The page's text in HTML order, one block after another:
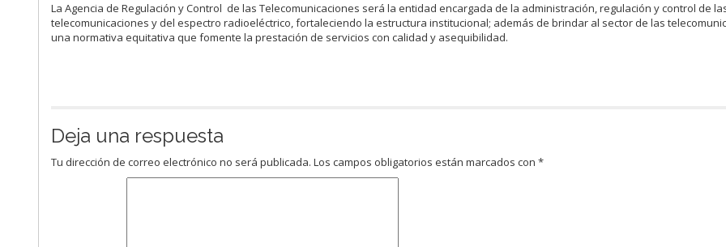
La Agencia de Regulación y Control de las Telecomunicaciones será la entidad encargada de la administración, regulación y control de
telecomunicaciones y del espectro radioeléctrico, fortaleciendo la estructura institucional; además de brindar al sector de las
una normativa equitativa que fomente la prestación de servicios con calidad y asequibilidad.
Deja una respuesta
Tu dirección de correo electrónico no será publicada. Los campos obligatorios están marcados con*